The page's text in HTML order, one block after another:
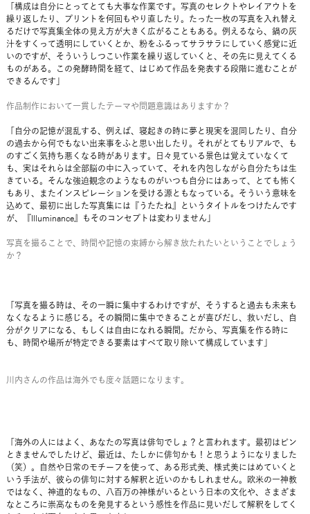
「構成は自分にとってとても大事な作業です。写真のセレクトやレイアウトを
繰り返したり、プリントを何回もやり直したり。たった一枚の写真を入れ替え
るだけで写真集全体の見え方が大きく広がることもある。例えるなら、鍋の灰
汁をすくって透明にしていくとか、粉をふるってサラサラにしていく感覚に近
いのですが、そういうしつこい作業を繰り返していくと、その先に見えてくる
ものがある。この発酵時間を経て、はじめて作品を発表する段階に進むことが
できるんです」
作品制作において一貫したテーマや問題意識はありますか？
「自分の記憶が混乱する、例えば、寝起きの時に夢と現実を混同したり、自分
の過去から何でもない出来事をふと思い出したり。それがとてもリアルで、も
のすごく気持ち悪くなる時があります。日々見ている景色は覚えていなくて
も、実はそれらは全部脳の中に入っていて、それを内包しながら自分たちは生
きている。そんな強迫観念のようなものがいつも自分にはあって、とても怖く
もあり、またインスピレーションを受ける源ともなっている。そういう意味を
込めて、最初に出した写真集には『うたたね』というタイトルをつけたんです
が、『Illuminance』もそのコンセプトは変わりません」
写真を撮ることで、時間や記憶の束縛から解き放たれたいということでしょう
か？
「写真を撮る時は、その一瞬に集中するわけですが、そうすると過去も未来も
なくなるように感じる。その瞬間に集中できることが喜びだし、救いだし、自
分がクリアになる、もしくは自由になれる瞬間。だから、写真集を作る時に
も、時間や場所が特定できる要素はすべて取り除いて構成しています」
川内さんの作品は海外でも度々話題になります。
「海外の人にはよく、あなたの写真は俳句でしょ？と言われます。最初はピン
ときませんでしたけど、最近は、たしかに俳句かも！と思うようになりました
（笑）。自然や日常のモチーフを使って、ある形式美、様式美にはめていくと
いう手法が、彼らの俳句に対する解釈と近いのかもしれません。欧米の一神教
ではなく、神道的なもの、八百万の神様がいるという日本の文化や、さまざま
なところに崇高なものを発見するという感性を作品に見いだして解釈をしてく